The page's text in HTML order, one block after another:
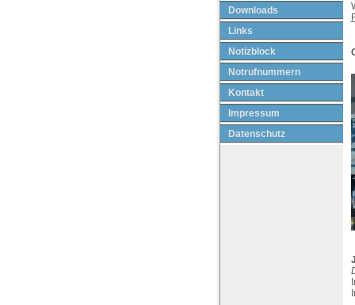
Downloads
Links
Notizblock
Notrufnummern
Kontakt
Impressum
Datenschutz